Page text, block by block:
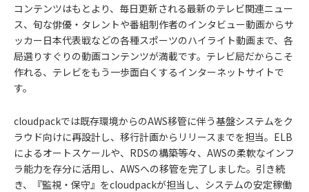
コンテンツはもとより、毎日更新される最新のテレビ関連ニュー
ス、旬な俳優・タレントや番組制作者のインタビュー動画からサ
ッカー日本代表戦などの各種スポーツのハイライト動画まで、各
局選りすぐりの動画コンテンツが満載です。テレビ局だからこそ
作れる、テレビをもう一歩面白くするインターネットサイトで
す。
cloudpackでは既存環境からのAWS移管に伴う基盤システムをク
ラウド向けに再設計し、移行計画からリリースまでを担当。ELB
によるオートスケールや、RDSの構築等々、AWSの柔軟なインフ
ラ能力を存分に活用し、AWSへの移管を完了しました。引き続
き、『監視・保守』をcloudpackが担当し、システムの安定稼働